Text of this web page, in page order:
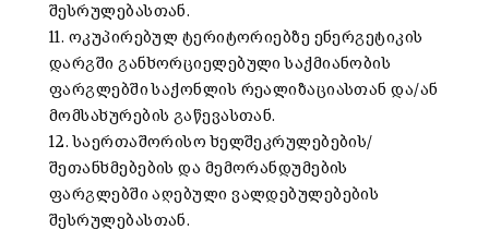
შესრულებასთან.
11. ოკუპირებულ ტერიტორიებზე ენერგეტიკის
დარგში განხორციელებული საქმიანობის
ფარგლებში საქონლის რეალიზაციასთან და/ან
მომსახურების გაწევასთან.
12. საერთაშორისო ხელშეკრულებების/
შეთანხმებების და მემორანდუმების
ფარგლებში აღებული ვალდებულებების
შესრულებასთან.